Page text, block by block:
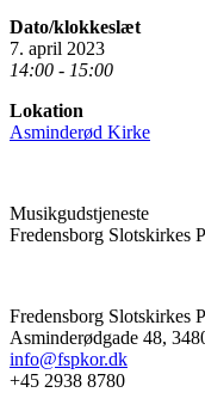
Dato/klokkeslæt
7. april 2023
14:00 - 15:00
Lokation
Asminderød Kirke
Musikgudstjeneste
Fredensborg Slotskirkes
Fredensborg Slotskirkes
Asminderødgade 48,
info@fspkor.dk
+45 2938 8780